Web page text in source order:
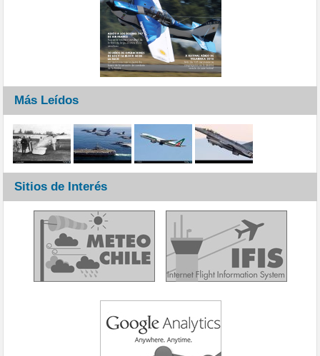
Más Leídos
Sitios de Interés